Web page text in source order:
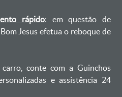
rápido: em questão de
Jesus efetua o reboque de
conte com a Guinchos
e assistência 24